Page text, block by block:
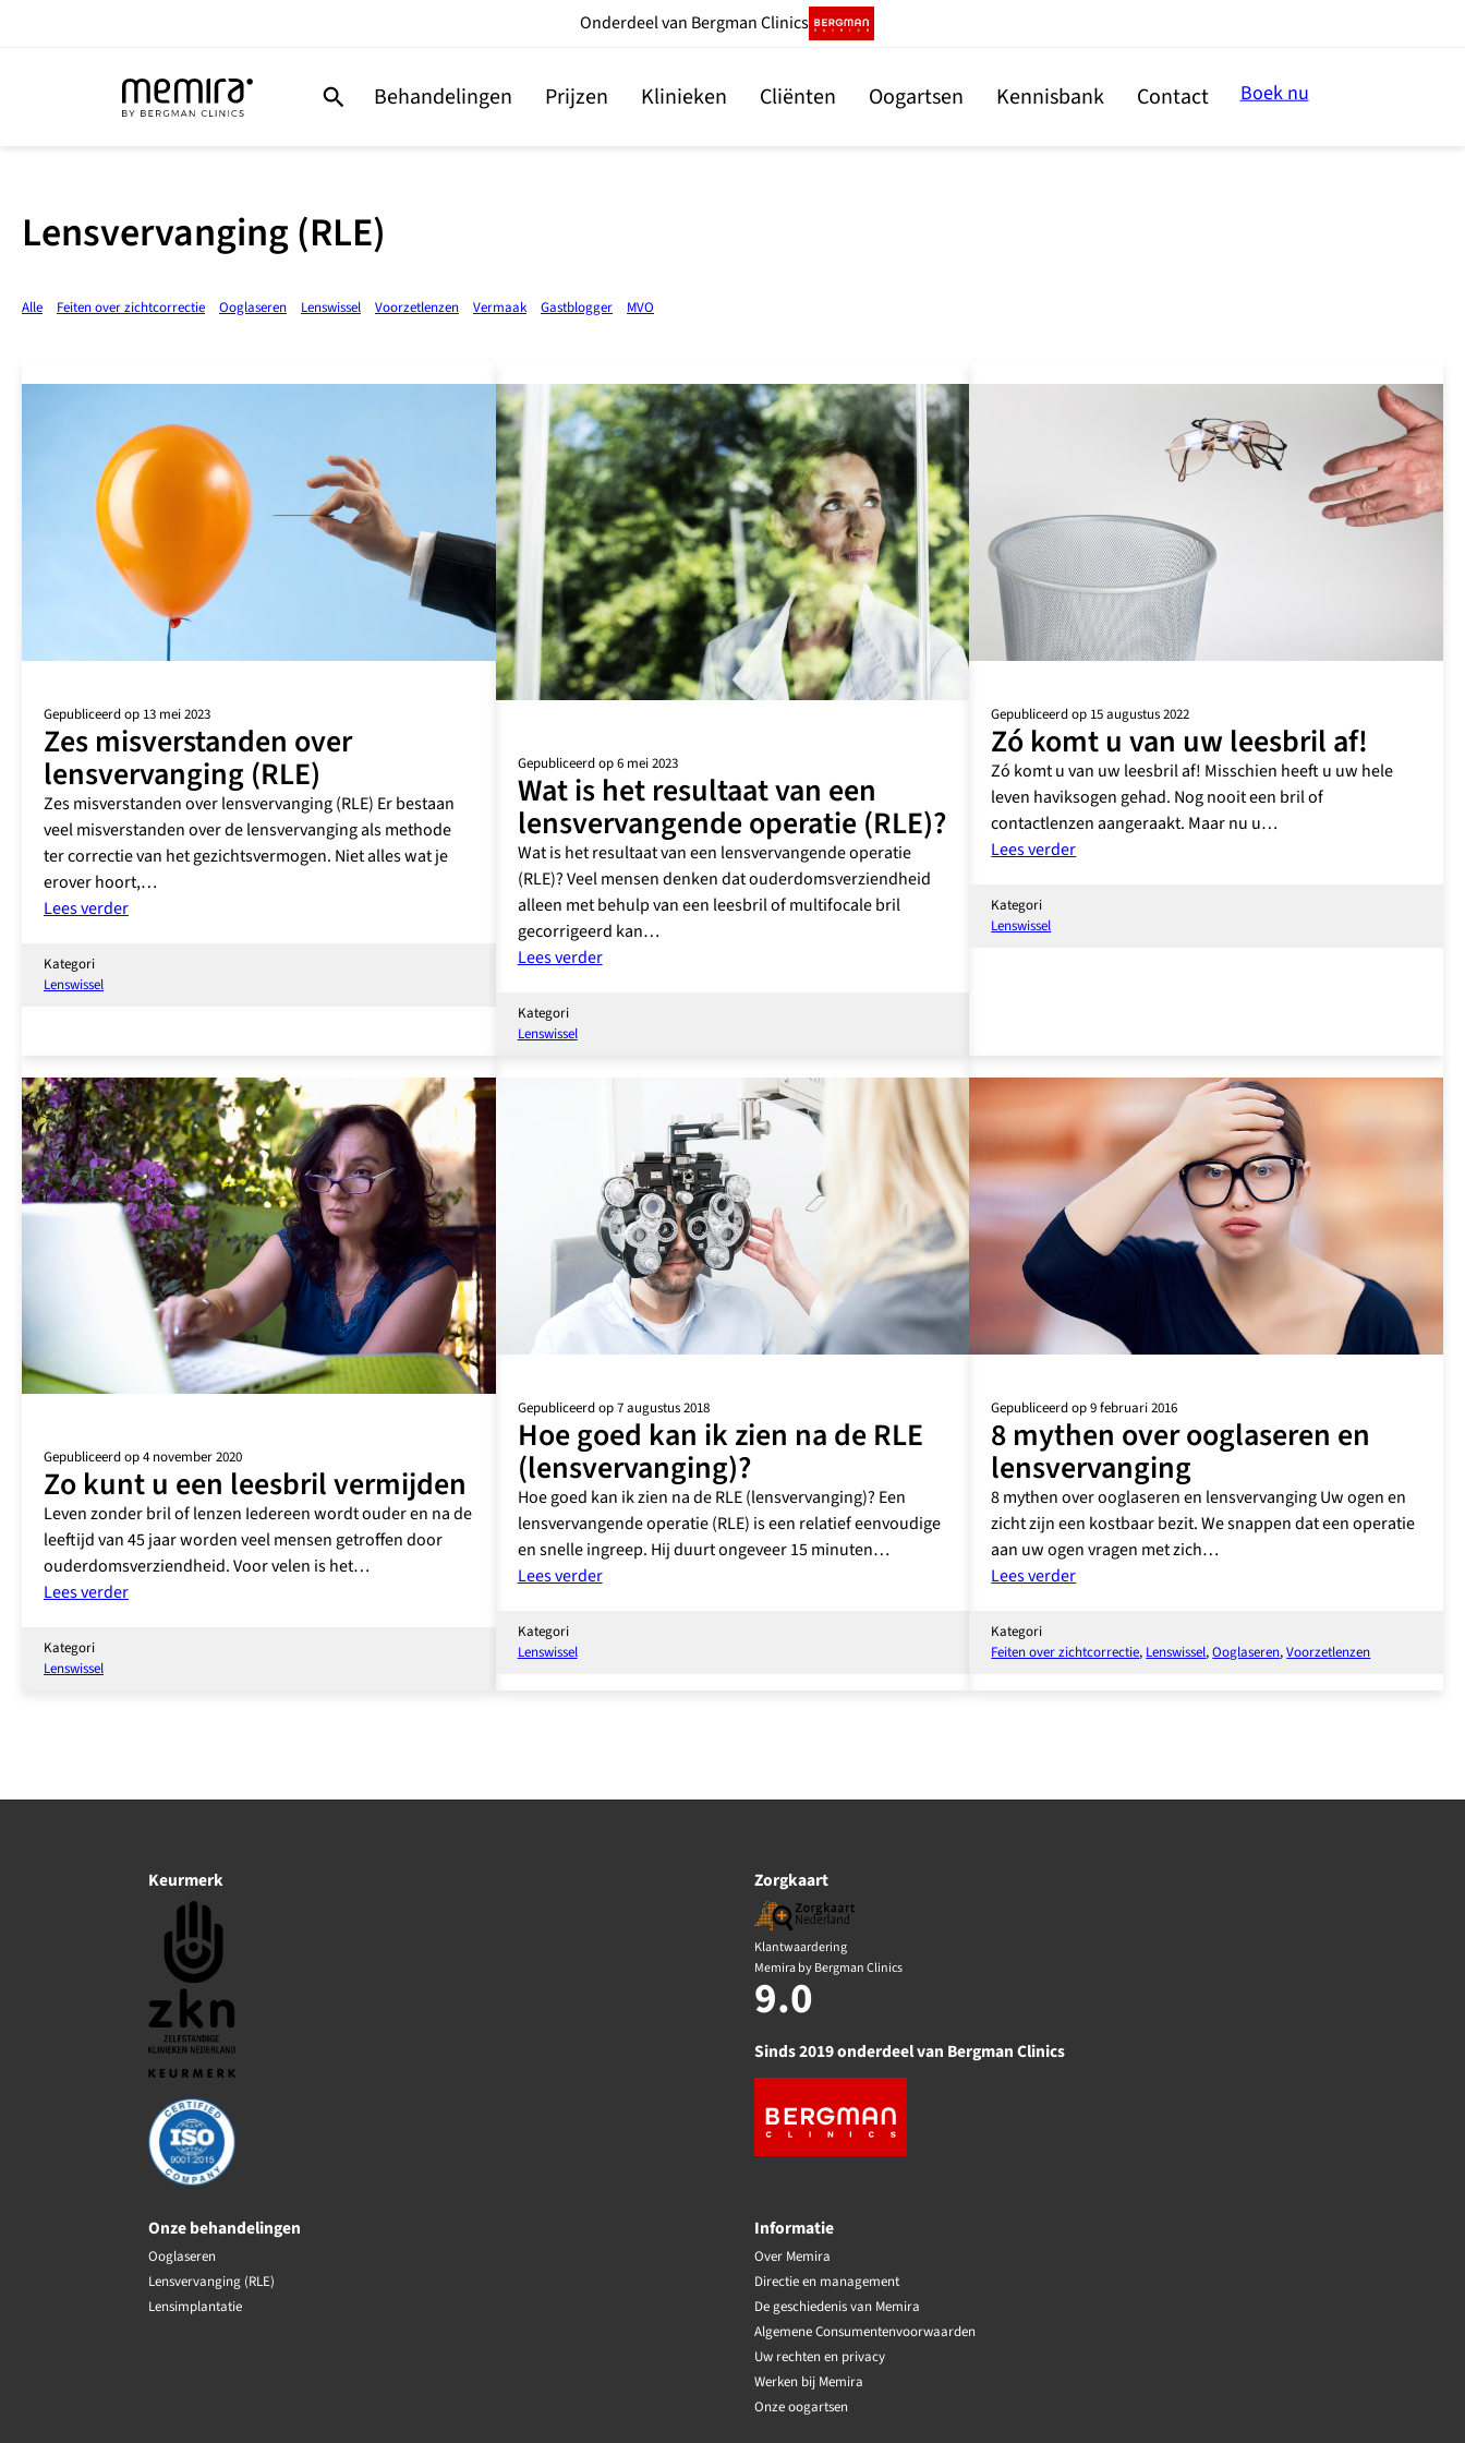
Onderdeelvan Bergman Clinics
Behandelingen Prijzen Klinieken Cliënten Oogartsen Kennisbank Contact Boek nu
Lensvervanging (RLE)
Alle Feiten over zichtcorrectie Ooglaseren Lenswissel Voorzetlenzen Vermaak Gastblogger MVO
Gepubliceerd op 13 mei 2023
Zes misverstanden over
lensvervanging (RLE)
Zes misverstanden over lensvervanging (RLE) Er bestaan
veel misverstanden over de lensvervanging als methode
ter correctie van het gezichtsvermogen. Niet alles wat je
erover hoort,…
Lees verder:
Kategori
Lenswissel
Gepubliceerd op 6 mei 2023
Wat is het resultaat van een
lensvervangende operatie (RLE)?
Wat is het resultaat van een lensvervangende operatie
(RLE)? Veel mensen denken dat ouderdomsverziendheid
alleen met behulp van een leesbril of multifocale bril
gecorrigeerd kan…
Lees verder:
lensvervangende
operatie
(RLE)?
Kategori
Lenswissel
Gepubliceerd op 15 augustus 2022
Zó komt u van uw leesbril af!
Zó komt u van uw leesbril af! Misschien heeft u uw hele
leven haviksogen gehad. Nog nooit een bril of
contactlenzen aangeraakt. Maar nu u…
Lees verder:
Kategori
Lenswissel
Gepubliceerd op 4 november 2020
Zo kunt u een leesbril vermijden
Leven zonder bril of lenzen Iedereen wordt ouder en na de
leeftijd van 45 jaar worden veel mensen getroffen door
ouderdomsverziendheid. Voor velen is het…
Lees verder:
Kategori
Lenswissel
Gepubliceerd op 7 augustus 2018
Hoe goed kan ik zien na de RLE
(lensvervanging)?
Hoe goed kan ik zien na de RLE (lensvervanging)? Een
lensvervangende operatie (RLE) is een relatief eenvoudige
en snelle ingreep. Hij duurt ongeveer 15 minuten…
Lees verder:
Kategori
Lenswissel
Gepubliceerd op 9 februari 2016
8 mythen over ooglaseren en
lensvervanging
8 mythen over ooglaseren en lensvervanging Uw ogen en
zicht zijn een kostbaar bezit. We snappen dat een operatie
aan uw ogen vragen met zich…
Lees verder:
over
Kategori
Feiten over zichtcorrectie, Lenswissel, Ooglaseren, Voorzetlenzen
Keurmerk Zorgkaart
Klantwaardering
Memira by Bergman Clinics
9.0
Sinds 2019 onderdeel van Bergman Clinics
Onze behandelingen
Ooglaseren
Lensvervanging (RLE)
Lensimplantatie
Informatie
Over Memira
Directie en management
De geschiedenis van Memira
Algemene Consumentenvoorwaarden
Uw rechten en privacy
Werken bij Memira
Onze oogartsen